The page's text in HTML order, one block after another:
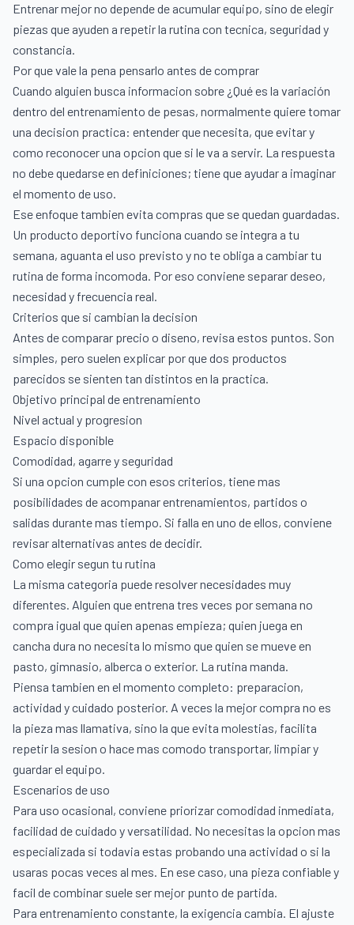
Entrenar mejor no depende de acumular equipo, sino de elegir
piezas que ayuden a repetir la rutina con tecnica, seguridad y
constancia.
Por que vale la pena pensarlo antes de comprar
Cuando alguien busca informacion sobre ¿Qué es la variación
dentro del entrenamiento de pesas, normalmente quiere tomar
una decision practica: entender que necesita, que evitar y
como reconocer una opcion que si le va a servir. La respuesta
no debe quedarse en definiciones; tiene que ayudar a imaginar
el momento de uso.
Ese enfoque tambien evita compras que se quedan guardadas.
Un producto deportivo funciona cuando se integra a tu
semana, aguanta el uso previsto y no te obliga a cambiar tu
rutina de forma incomoda. Por eso conviene separar deseo,
necesidad y frecuencia real.
Criterios que si cambian la decision
Antes de comparar precio o diseno, revisa estos puntos. Son
simples, pero suelen explicar por que dos productos
parecidos se sienten tan distintos en la practica.
Objetivo principal de entrenamiento
Nivel actual y progresion
Espacio disponible
Comodidad, agarre y seguridad
Si una opcion cumple con esos criterios, tiene mas
posibilidades de acompanar entrenamientos, partidos o
salidas durante mas tiempo. Si falla en uno de ellos, conviene
revisar alternativas antes de decidir.
Como elegir segun tu rutina
La misma categoria puede resolver necesidades muy
diferentes. Alguien que entrena tres veces por semana no
compra igual que quien apenas empieza; quien juega en
cancha dura no necesita lo mismo que quien se mueve en
pasto, gimnasio, alberca o exterior. La rutina manda.
Piensa tambien en el momento completo: preparacion,
actividad y cuidado posterior. A veces la mejor compra no es
la pieza mas llamativa, sino la que evita molestias, facilita
repetir la sesion o hace mas comodo transportar, limpiar y
guardar el equipo.
Escenarios de uso
Para uso ocasional, conviene priorizar comodidad inmediata,
facilidad de cuidado y versatilidad. No necesitas la opcion mas
especializada si todavia estas probando una actividad o si la
usaras pocas veces al mes. En ese caso, una pieza confiable y
facil de combinar suele ser mejor punto de partida.
Para entrenamiento constante, la exigencia cambia. El ajuste